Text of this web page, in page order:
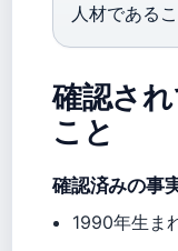
人材である
確認さ
こと
確認済みの事
1990年生ま